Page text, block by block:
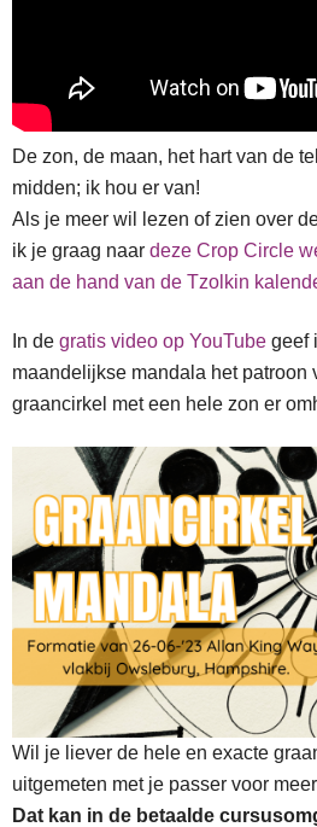
De zon, de maan, het hart van de
midden; ik hou er van!
Als je meer wil lezen of zien over
ik je graag naar deze Crop Circle
aan de hand van de Tzolkin
In de gratis video op YouTube geef
maandelijkse mandala het patroon
graancirkel met een hele zon er
Wil je liever de hele en exacte
uitgemeten met je passer voor
Dat kan in de betaalde